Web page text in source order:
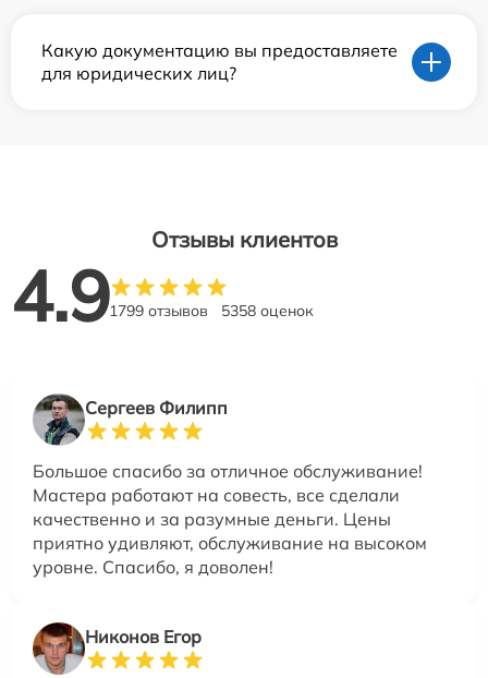
Какую документацию вы предоставляете
для юридических лиц?
Отзывы клиентов
4.91799 отзывов 5358 оценок
Сергеев Филипп
Большое спасибо за отличное обслуживание!
Мастера работают на совесть, все сделали
качественно и за разумные деньги. Цены
приятно удивляют, обслуживание на высоком
уровне. Спасибо, я доволен!
Никонов Егор